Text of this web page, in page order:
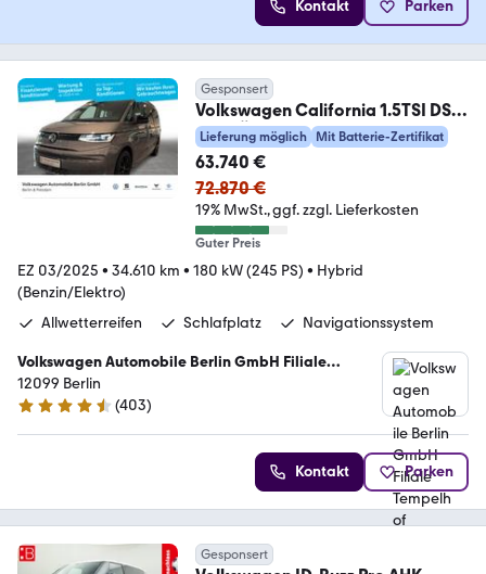
Kontakt Parken
Gesponsert
Volkswagen California 1.5TSI DSG
4x4 LÜ eHybrid BEACH TOUR
Lieferung möglich Mit Batterie-Zertifikat
63.740 €
72.870 €
19% MwSt. ggf. zzgl. Lieferkosten
Guter Preis
EZ 03/2025 • 34.610 km • 180 kW (245 PS) • Hybrid
(Benzin/Elektro)
Allwetterreifen
Schlafplatz Navigationssystem
Volkswagen Automobile Berlin GmbH Filiale
Tempelhof
12099 Berlin
4.4 Sterne
(403)
Kontakt Parken
Gesponsert